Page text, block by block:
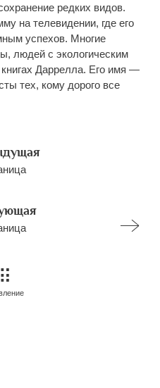
редких видов.
на телевидении, где его
успехов. Многие
людей с экологическим
Даррелла. Его имя —
тех, кому дорого все